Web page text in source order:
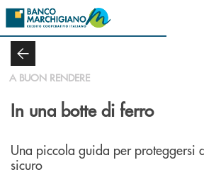
Salta al contenuto principale
A BUON RENDERE
In una botte di ferro
Una piccola guida per proteggersi
sicuro